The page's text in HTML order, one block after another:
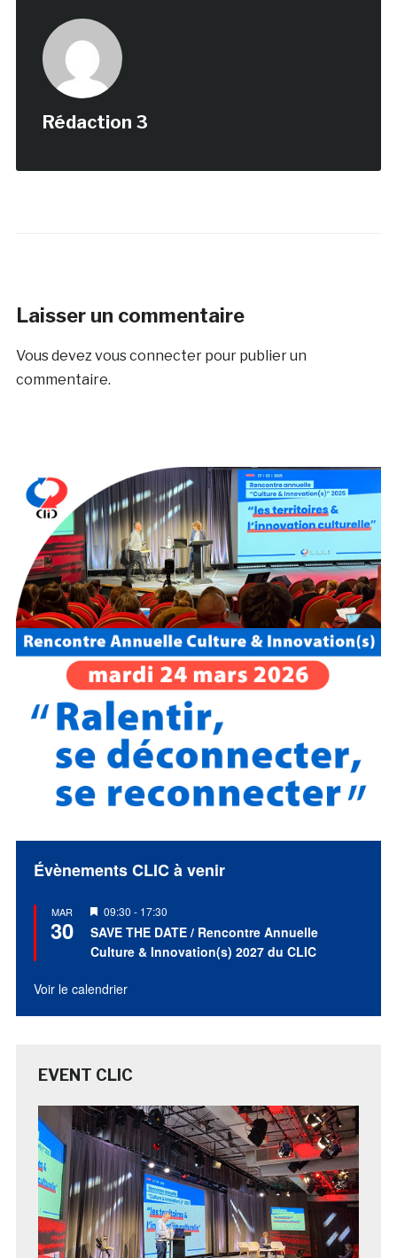
Rédaction 3
Laisser un commentaire
Vous devezvous connecterpour publier un
commentaire.
Évènements CLIC à venir
MAR
30
Mis
en
avant
09:30 - 17:30
SAVE THE DATE / Rencontre Annuelle
Culture & Innovation(s) 2027 du CLIC
Voir le calendrier
EVENT CLIC